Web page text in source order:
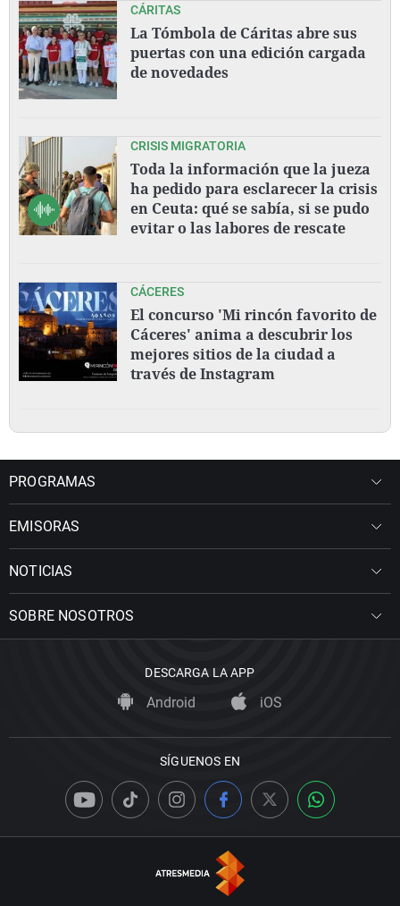
CÁRITAS
La Tómbola de Cáritas abre sus
puertas con una edición cargada
de novedades
CRISIS MIGRATORIA
Toda la información que la jueza
ha pedido para esclarecer la crisis
en Ceuta: qué se sabía, si se pudo
evitar o las labores de rescate
CÁCERES
El concurso 'Mi rincón favorito de
Cáceres' anima a descubrir los
mejores sitios de la ciudad a
través de Instagram
PROGRAMAS
EMISORAS
NOTICIAS
SOBRE NOSOTROS
DESCARGA LA APP
Android iOS
SÍGUENOS EN